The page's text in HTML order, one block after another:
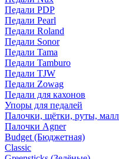
Педали PDP
Педали Pearl
Педали Roland
Педали Sonor
Педали Tama
Педали Tamburo
Педали TJW
Педали Zowag
Педали для кахонов
Упоры для педалей
Палочки, щётки, руты,
Палочки Agner
Budget (Бюджетная)
Classic